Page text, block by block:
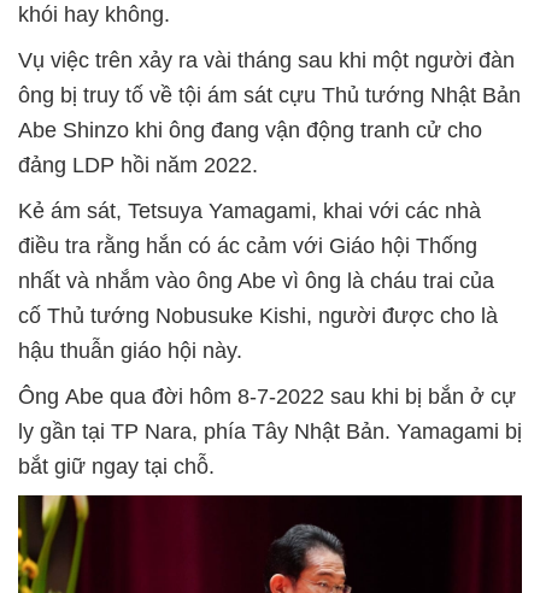
khói hay không.
Vụ việc trên xảy ra vài tháng sau khi một người đàn
ông bị truy tố về tội ám sát cựu Thủ tướng Nhật Bản
Abe Shinzo khi ông đang vận động tranh cử cho
đảng LDP hồi năm 2022.
Kẻ ám sát, Tetsuya Yamagami, khai với các nhà
điều tra rằng hắn có ác cảm với Giáo hội Thống
nhất và nhắm vào ông Abe vì ông là cháu trai của
cố Thủ tướng Nobusuke Kishi, người được cho là
hậu thuẫn giáo hội này.
Ông Abe qua đời hôm 8-7-2022 sau khi bị bắn ở cự
ly gần tại TP Nara, phía Tây Nhật Bản. Yamagami bị
bắt giữ ngay tại chỗ.